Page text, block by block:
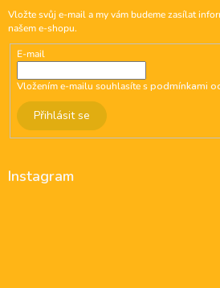
Vložte svůj e-mail a my vám budeme zasílat
našem e-shopu.
E-mail
Vložením e-mailu souhlasíte spodmínkami
Přihlásit se
Instagram